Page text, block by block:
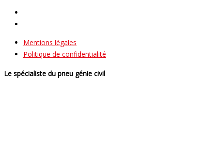
Mentions légales
Politique de confidentialité
Le spécialiste du pneu génie civil